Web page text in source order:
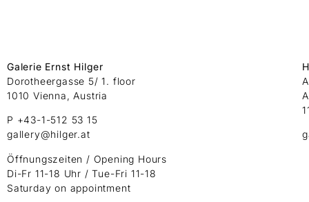
Galerie Ernst Hilger
Dorotheergasse 5/ 1. floor
1010 Vienna, Austria
P +43-1-512 53 15
gallery@hilger.at
Öffnungszeiten / Opening Hours
Di-Fr 11-18 Uhr / Tue-Fri 11-18
Saturday on appointment